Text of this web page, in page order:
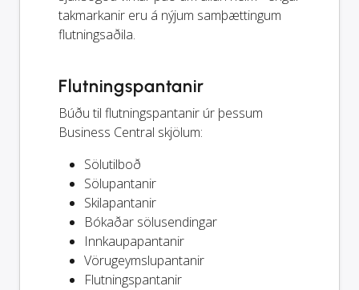
takmarkanir eru á nýjum samþættingum
flutningsaðila.
Flutningspantanir
Búðu til flutningspantanir úr þessum
Business Central skjölum:
Sölutilboð
Sölupantanir
Skilapantanir
Bókaðar sölusendingar
Innkaupapantanir
Vörugeymslupantanir
Flutningspantanir